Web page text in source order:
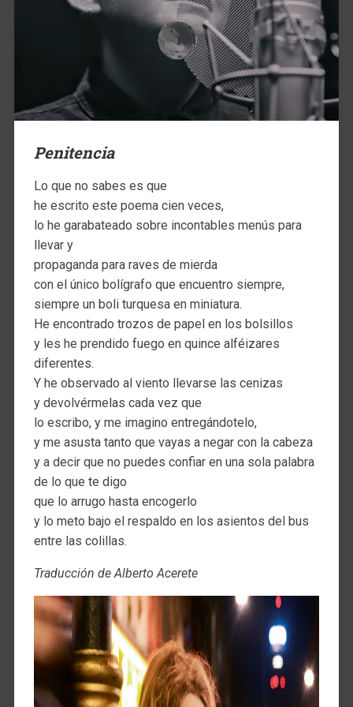
Penitencia
Lo que no sabes es que
he escrito este poema cien veces,
lo he garabateado sobre incontables menús para
llevar y
propaganda para raves de mierda
con el único bolígrafo que encuentro siempre,
siempre un boli turquesa en miniatura.
He encontrado trozos de papel en los bolsillos
y les he prendido fuego en quince alféizares
diferentes.
Y he observado al viento llevarse las cenizas
y devolvérmelas cada vez que
lo escribo, y me imagino entregándotelo,
y me asusta tanto que vayas a negar con la cabeza
y a decir que no puedes confiar en una sola palabra
de lo que te digo
que lo arrugo hasta encogerlo
y lo meto bajo el respaldo en los asientos del bus
entre las colillas.
Traducción de Alberto Acerete